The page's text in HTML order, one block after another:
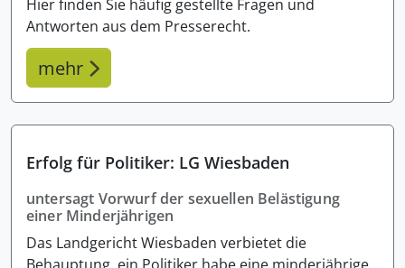
Hier finden Sie häufig gestellte Fragen und
Antworten aus dem Presserecht.
mehr
Erfolg für Politiker: LG Wiesbaden
untersagt Vorwurf der sexuellen Belästigung
einer Minderjährigen
Das Landgericht Wiesbaden verbietet die
Behauptung, ein Politiker habe eine minderjährige